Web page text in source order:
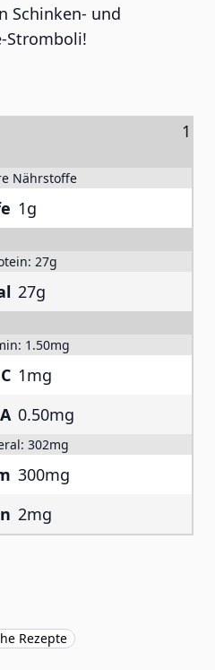
Schinken- und
Stromboli!
Nährstoffe
1g
27g
27g
1.50mg
1mg
0.50mg
302mg
300mg
2mg
Rezepte